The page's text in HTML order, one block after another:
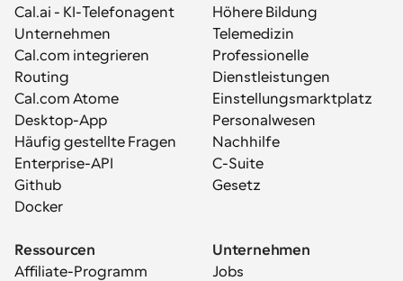
Cal.ai - KI-Telefonagent
Unternehmen
Cal.com integrieren
Routing
Cal.com Atome
Desktop-App
Häufig gestellte Fragen
Enterprise-API
Github
Docker
Höhere Bildung
Telemedizin
Professionelle
Dienstleistungen
Einstellungsmarktplatz
Personalwesen
Nachhilfe
C-Suite
Gesetz
Ressourcen
Affiliate-Programm
Unternehmen
Jobs